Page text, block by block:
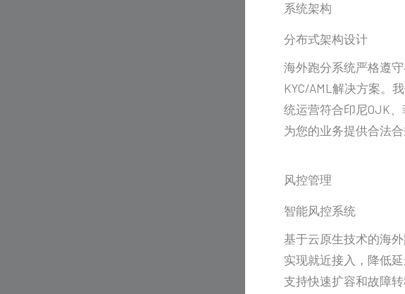
系统架构
分布式架构设计
海外跑分系统严格遵
KYC/AML解决方案。
统运营符合印尼OJK、
为您的业务提供合法合
风控管理
智能风控系统
基于云原生技术的海
实现就近接入，降低
支持快速扩容和故障